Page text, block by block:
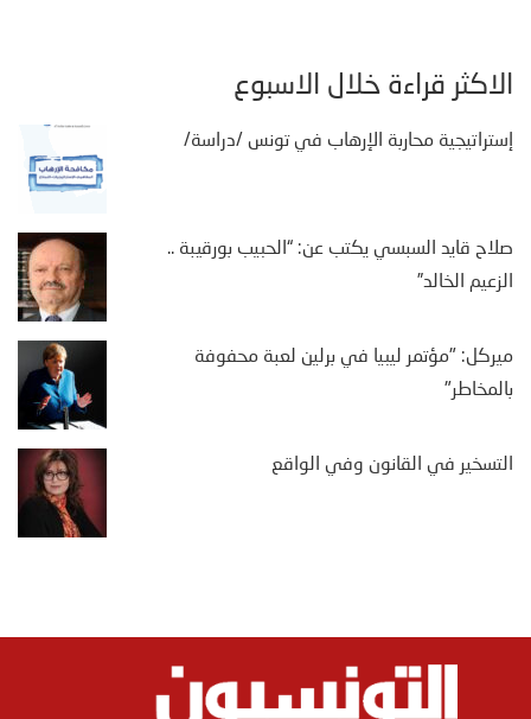
الأكثر قراءة خلال الأسبوع
إستراتيجية محاربة الإرهاب في تونس /دراسة/
صلاح قايد السبسي يكتب عن: “الحبيب بورقيبة ..
الزعيم الخالد”
ميركل: "مؤتمر ليبيا في برلين لعبة محفوفة
بالمخاطر"
التسخير في القانون وفي الواقع